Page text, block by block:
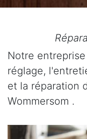
Notre
réglage,
et la réparation
Wommersom .